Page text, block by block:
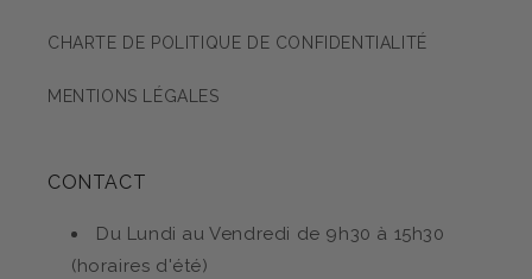
CHARTE DE POLITIQUE DE CONFIDENTIALITÉ
MENTIONS LÉGALES
CONTACT
Du Lundi au Vendredi de 9h30 à 15h30
(horaires d'été)